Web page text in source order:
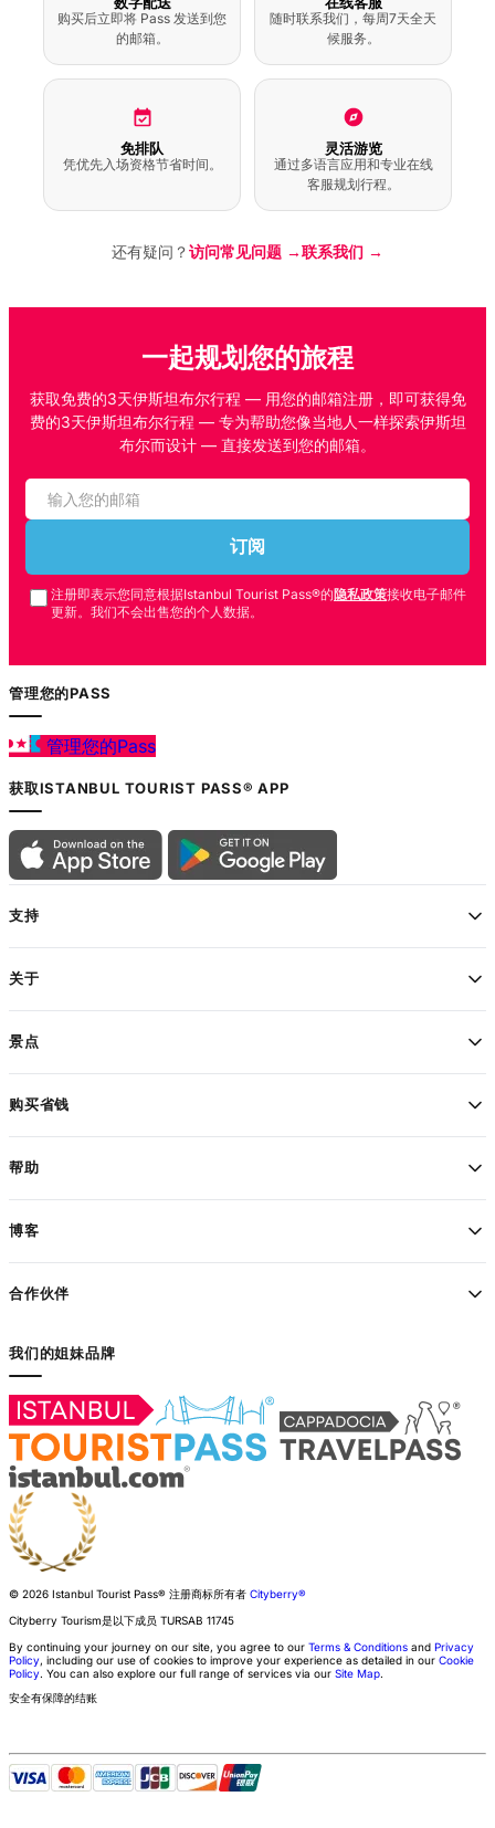
伊斯坦布尔机器人博物
馆体验门票
伊斯兰科学技术史伊斯
坦布尔博物馆门票（含
埃于普苏丹清真寺语音
峡日落游船（含语音导
览）
带语音导览的奥塔科伊
清真寺步行游
新清真寺步行游（含语
大巴扎步行游览（含语
购买后立即将 Pass 发送到您
的邮箱。
随时联系我们，每周7天全天
候服务。
免排队
凭优先入场资格节省时间。
灵活游览
通过多语言应用和专业在线
客服规划行程。
还有疑问？访问常见问题 →联系我们 →
一起规划您的旅程
获取免费的3天伊斯坦布尔行程 — 用您的邮箱注册，即可获得免
费的3天伊斯坦布尔行程 — 专为帮助您像当地人一样探索伊斯坦
布尔而设计 — 直接发送到您的邮箱。
订阅
注册即表示您同意根据Istanbul Tourist Pass®的隐私政策接收电子邮件
更新。我们不会出售您的个人数据。
管理您的PASS
管理您的Pass
获取ISTANBUL TOURIST PASS® APP
支持
关于
景点
购买省钱
帮助
博客
合作伙伴
我们的姐妹品牌
© 2026 Istanbul Tourist Pass® 注册商标所有者 Cityberry®
Cityberry Tourism是以下成员 TURSAB 11745
By continuing your journey on our site, you agree to our Terms & Conditions and Privacy
Policy, including our use of cookies to improve your experience as detailed in our Cookie
Policy. You can also explore our full range of services via our Site Map.
安全有保障的结账